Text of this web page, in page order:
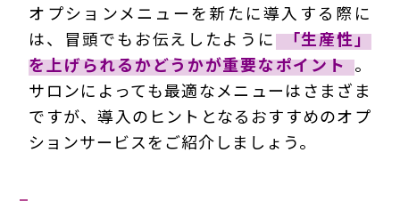
オプションメニューを新たに導入する際に
は、冒頭でもお伝えしたように 「生産性」
を上げられるかどうかが重要なポイント 。
サロンによっても最適なメニューはさまざま
ですが、導入のヒントとなるおすすめのオプ
ションサービスをご紹介しましょう。